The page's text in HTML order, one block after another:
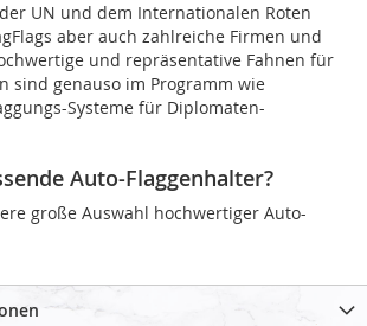
UN und dem Internationalen Roten
aber auch zahlreiche Firmen und
und repräsentative Fahnen für
sind genauso im Programm wie
Systeme für Diplomaten-
Auto-Flaggenhalter?
große Auswahl hochwertiger Auto-